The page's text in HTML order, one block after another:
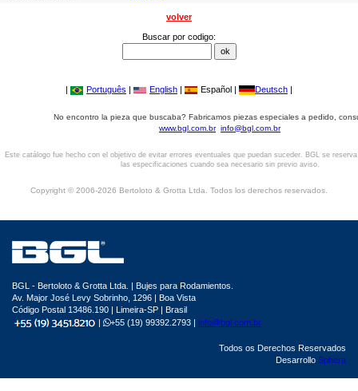
volver
Buscar por codigo:
| Português | English | Español | Deutsch |
No encontro la pieza que buscaba? Fabricamos piezas especiales a pedido,
www.bgl.com.br info@bgl.com.br
Este catálogo fue hecho con el objetivo de evitar errores eventuales que puedan suceder. BGL se
las especificaciones cuando sea necesario sin previo aviso.
Copyright © 2006-2026 Bertoloto & Grotta Ltda. Todos los derechos reservados.
BGL - Bertoloto & Grotta Ltda. | Bujes para Rodamientos.
Av. Major José Levy Sobrinho, 1296 | Boa Vista
Código Postal 13486.190 | Limeira-SP | Brasil
|
+55 (19) 99392.2793 | info@bgl.com.br
Todos os Derechos Reservados
Desarrollo Sphera